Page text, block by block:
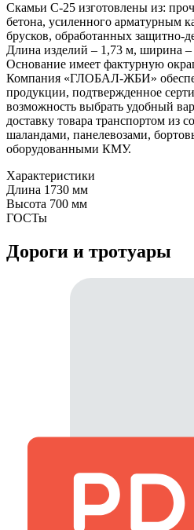
Скамьи С-25 изготовлены из:
бетона, усиленного арматурным
брусков, обработанных защитно-
Длина изделий – 1,73 м, ширина
Основание имеет фактурную
Компания «ГЛОБАЛ-ЖБИ»
продукции, подтвержденное
возможность выбрать удобный
доставку товара транспортом из
шаландами, панелевозами,
оборудованными КМУ.
Характеристики
Длина 1730 мм
Высота 700 мм
ГОСТы
Дороги и тротуары